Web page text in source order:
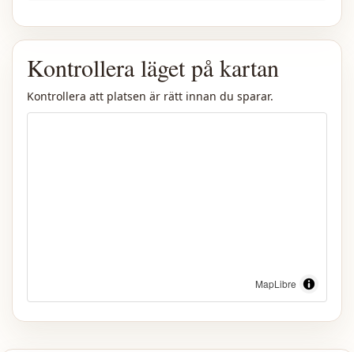
Kontrollera läget på kartan
Kontrollera att platsen är rätt innan du sparar.
MapLibre